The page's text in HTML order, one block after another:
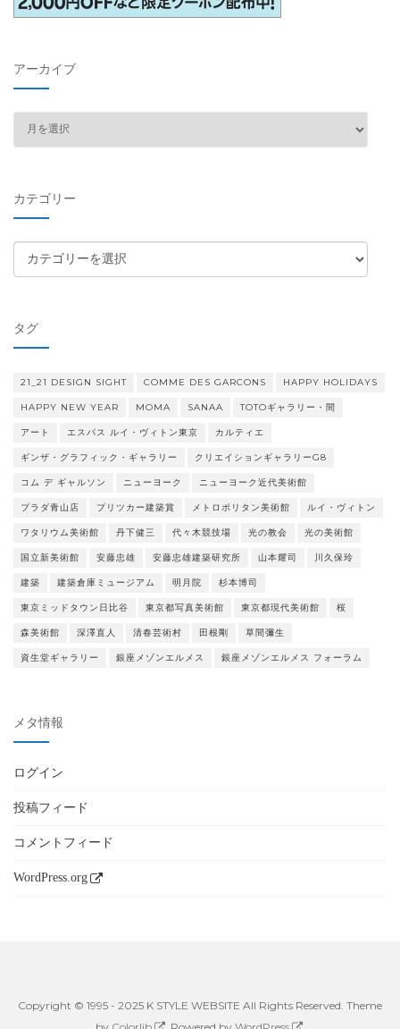
アーカイブ
ブ
カテゴリー
テ
ー
タグ
21_21 DESIGN SIGHT COMME DES GARCONS HAPPY HOLIDAYS
HAPPY NEW YEAR MOMA SANAA TOTOギャラリー・間
アート エスパス ルイ・ヴィトン東京 カルティエ
ギンザ・グラフィック・ギャラリー クリエイションギャラリーG8
コム デ ギャルソン ニューヨーク ニューヨーク近代美術館
プラダ青山店 プリツカー建築賞 メトロポリタン美術館 ルイ・ヴィトン
ワタリウム美術館 丹下健三 代々木競技場 光の教会 光の美術館
国立新美術館 安藤忠雄 安藤忠雄建築研究所 山本耀司 川久保玲
建築 建築倉庫ミュージアム 明月院 杉本博司
東京ミッドタウン日比谷 東京都写真美術館 東京都現代美術館 桜
森美術館 深澤直人 清春芸術村 田根剛 草間彌生
資生堂ギャラリー 銀座メゾンエルメス 銀座メゾンエルメス フォーラム
メタ情報
ログイン
投稿フィード
コメントフィード
WordPress.org
Copyright © 1995 - 2025 K STYLE WEBSITE All Rights Reserved. Theme